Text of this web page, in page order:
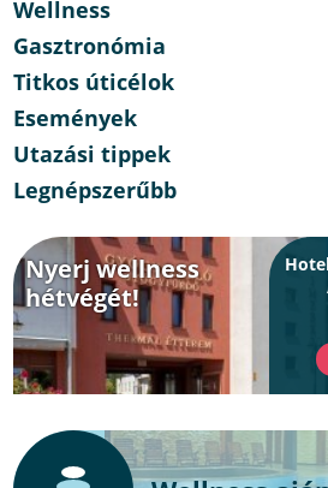
Wellness
Gasztronómia
Titkos úticélok
Események
Utazási tippek
Legnépszerűbb
Nyerj wellness
hétvégét!